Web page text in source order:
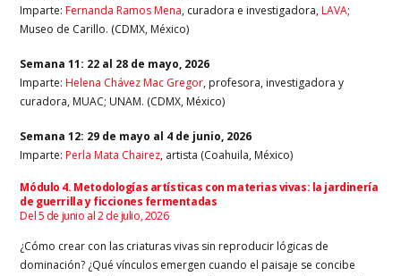
Imparte:Fernanda Ramos Mena, curadora e investigadora,LAVA;
Museo de Carillo. (CDMX, México)
Semana 11: 22 al 28 de mayo, 2026
Imparte:Helena Chávez Mac Gregor, profesora, investigadora y
curadora, MUAC; UNAM. (CDMX, México)
Semana 12: 29 de mayo al 4 de junio, 2026
Imparte:Perla Mata Chairez, artista (Coahuila, México)
Módulo 4. Metodologías artísticas con materias vivas: la jardinería
de guerrilla y ficciones fermentadas
Del 5 de junio al 2 de julio, 2026
¿Cómo crear con las criaturas vivas sin reproducir lógicas de
dominación? ¿Qué vínculos emergen cuando el paisaje se concibe